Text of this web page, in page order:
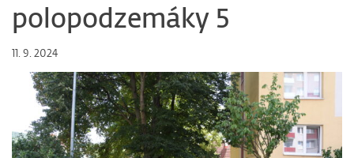
polopodzemáky 5
11. 9. 2024